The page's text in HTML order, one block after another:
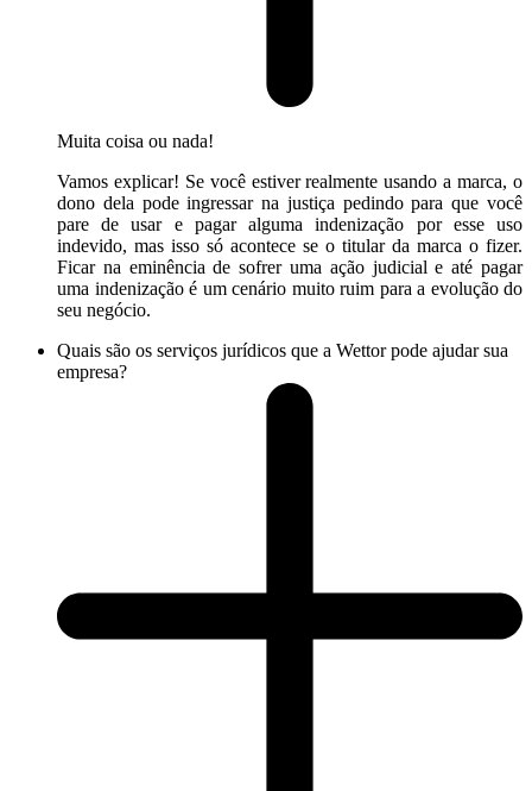
Muita coisa ou nada!
Vamos explicar! Se você estiver realmente usando a marca, o
dono dela pode ingressar na justiça pedindo para que você
pare de usar e pagar alguma indenização por esse uso
indevido, mas isso só acontece se o titular da marca o fizer.
Ficar na eminência de sofrer uma ação judicial e até pagar
uma indenização é um cenário muito ruim para a evolução do
seu negócio.
Quais são os serviços jurídicos que a Wettor pode ajudar sua
empresa?